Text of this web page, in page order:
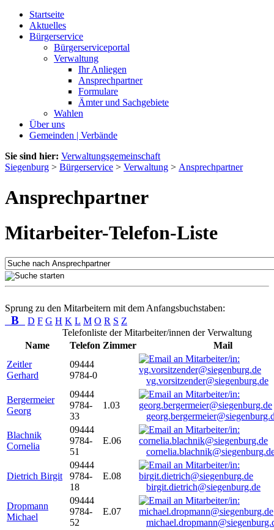
Startseite
Aktuelles
Bürgerservice
Bürgerserviceportal
Verwaltung
Ihr Anliegen
Ansprechpartner
Formulare
Ämter und Sachgebiete
Wahlen
Über uns
Gemeinden | Verbände
Sie sind hier: Verwaltungsgemeinschaft
Siegenburg > Bürgerservice > Verwaltung > Ansprechpartner
Ansprechpartner
Mitarbeiter-Telefon-Liste
Sprung zu den Mitarbeitern mit dem Anfangsbuchstaben:
B D F G H K L M O R S Z
Telefonliste der Mitarbeiter/innen der Verwaltung
Name
Telefon Zimmer
Mail
Zeitler
Gerhard
09444
9784-0
vg.vorsitzender@siegenburg.de
Bergermeier
Georg
09444
9784-
33
1.03
Blachnik
Cornelia
09444
9784-
51
E.06
Dietrich Birgit
09444
9784-
18
E.08
birgit.dietrich@siegenburg.de
Dropmann
Michael
09444
9784-
52
E.07